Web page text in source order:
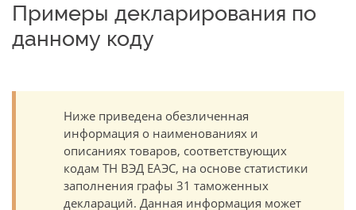
Примеры декларирования по
данному коду
Ниже приведена обезличенная
информация о наименованиях и
описаниях товаров, соответствующих
кодам ТН ВЭД ЕАЭС, на основе статистики
заполнения графы 31 таможенных
деклараций. Данная информация может